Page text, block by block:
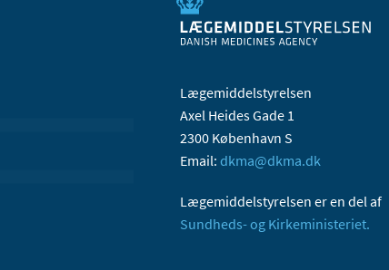
Lægemiddelstyrelsen
Axel Heides Gade 1
2300 København S
Email: dkma@dkma.dk
Lægemiddelstyrelsen er en del af
Sundheds- og Kirkeministeriet.